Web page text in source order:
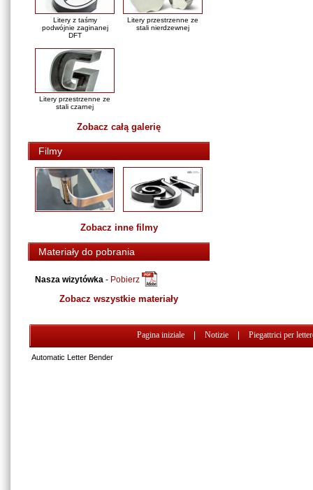
Litery z taśmy
podwójnie zaginanej
DFT
Litery przestrzenne ze
stali nierdzewnej
Litery przestrzenne ze
stali czarnej
Zobacz całą galerię
Filmy
Zobacz inne filmy
Materiały do pobrania
Nasza wizytówka - Pobierz
Zobacz wszystkie materiały
Pagina iniziale Notizie Piegattrici per
Automatic Letter Bender